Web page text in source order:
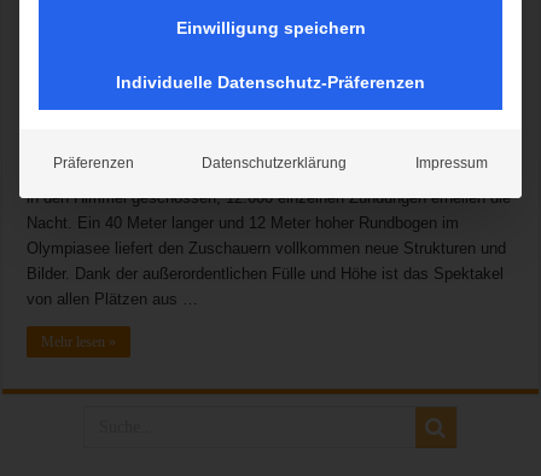
Aufbau für den Knall(er) des Jahres: das Feuerwerk der Superlative
Material werden aus 2.000 Abschussrohren von über 150 Positionen
in den Himmel geschossen, 12.000 einzelnen Zündungen erhellen die
Nacht. Ein 40 Meter langer und 12 Meter hoher Rundbogen im
Olympiasee liefert den Zuschauern vollkommen neue Strukturen und
Bilder. Dank der außerordentlichen Fülle und Höhe ist das Spektakel
von allen Plätzen aus …
Mehr lesen »
Einwilligung speichern
Individuelle Datenschutz-Präferenzen
Präferenzen Datenschutzerklärung Impressum